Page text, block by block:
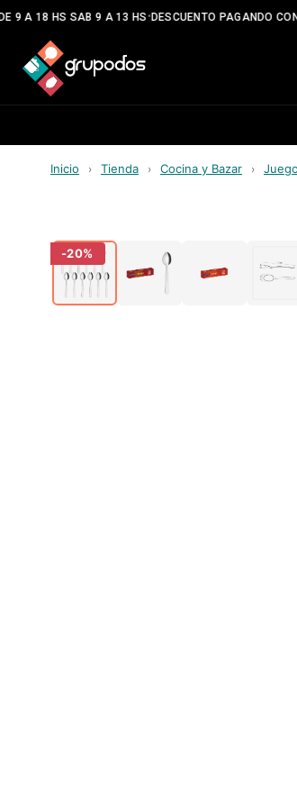
9 A 18 HS SAB 9 A 13 HS•DESCUENTO PAGANDO CON
Inicio › Tienda › Cocina y Bazar ›
-20%